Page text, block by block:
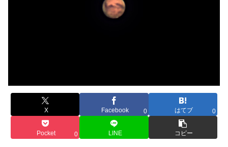
X Facebook 0 はてブ 0
Pocket 0 LINE コピー